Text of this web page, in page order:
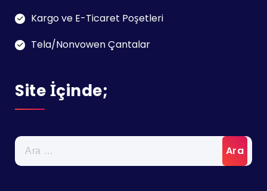
Kargo ve E-Ticaret Poşetleri
Tela/Nonvowen Çantalar
Site İçinde;
Arama: